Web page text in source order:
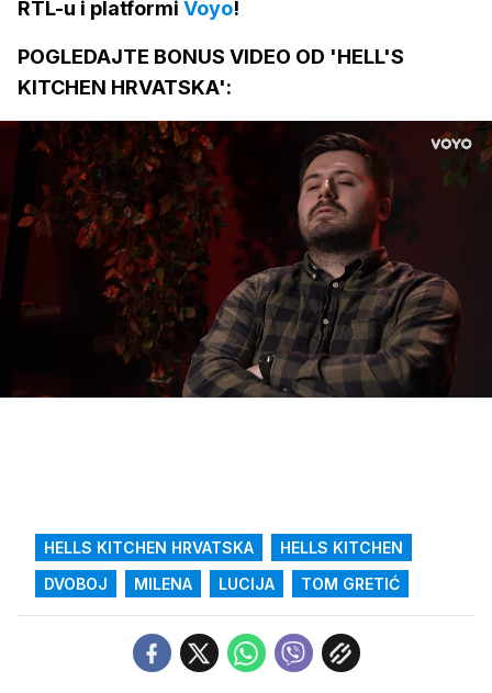
RTL-u i platformi Voyo!
POGLEDAJTE BONUS VIDEO OD 'HELL'S
KITCHEN HRVATSKA':
zvuk
HELLS KITCHEN HRVATSKA
HELLS KITCHEN
DVOBOJ
MILENA LUCIJA TOM GRETIĆ